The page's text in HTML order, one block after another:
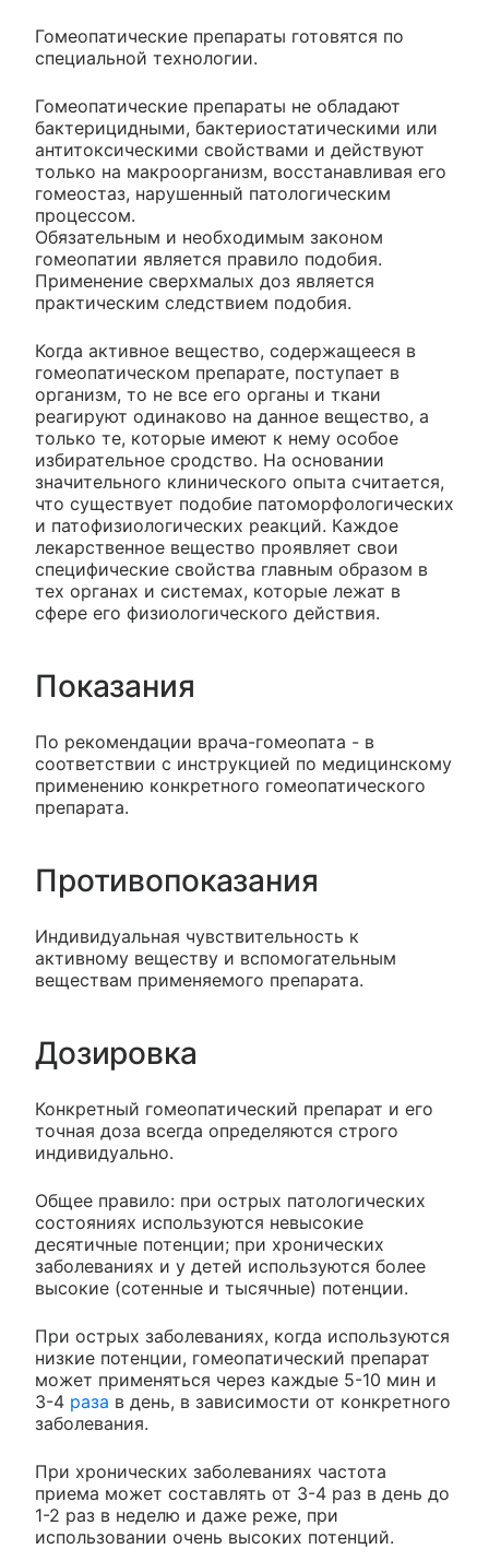
Гомеопатические препараты готовятся по
специальной технологии.
Гомеопатические препараты не обладают
бактерицидными, бактериостатическими или
антитоксическими свойствами и действуют
только на макроорганизм, восстанавливая его
гомеостаз, нарушенный патологическим
процессом.
Обязательным и необходимым законом
гомеопатии является правило подобия.
Применение сверхмалых доз является
практическим следствием подобия.
Когда активное вещество, содержащееся в
гомеопатическом препарате, поступает в
организм, то не все его органы и ткани
реагируют одинаково на данное вещество, а
только те, которые имеют к нему особое
избирательное сродство. На основании
значительного клинического опыта считается,
что существует подобие патоморфологических
и патофизиологических реакций. Каждое
лекарственное вещество проявляет свои
специфические свойства главным образом в
тех органах и системах, которые лежат в
сфере его физиологического действия.
Показания
По рекомендации врача-гомеопата - в
соответствии с инструкцией по медицинскому
применению конкретного гомеопатического
препарата.
Противопоказания
Индивидуальная чувствительность к
активному веществу и вспомогательным
веществам применяемого препарата.
Дозировка
Конкретный гомеопатический препарат и его
точная доза всегда определяются строго
индивидуально.
Общее правило: при острых патологических
состояниях используются невысокие
десятичные потенции; при хронических
заболеваниях и у детей используются более
высокие (сотенные и тысячные) потенции.
При острых заболеваниях, когда используются
низкие потенции, гомеопатический препарат
может применяться через каждые 5-10 мин и
3-4 раза в день, в зависимости от конкретного
заболевания.
При хронических заболеваниях частота
приема может составлять от 3-4 раз в день до
1-2 раз в неделю и даже реже, при
использовании очень высоких потенций.